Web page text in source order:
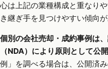
心は上記の業種構成と重なり
き継ぎ手を見つけやすい傾向が
個別の会社売却・成約事例は
（NDA）により原則として公
例」を調べる場合は、公開済